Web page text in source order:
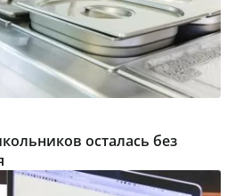
осталась без